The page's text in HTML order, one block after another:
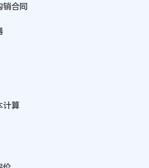
销合同
计算